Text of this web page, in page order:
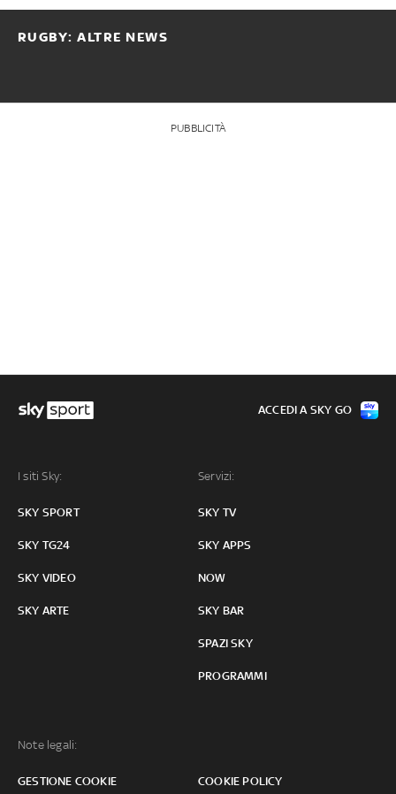
RUGBY: ALTRE NEWS
PUBBLICITÀ
I siti Sky:
SKY SPORT
SKY TG24
SKY VIDEO
SKY ARTE
Servizi:
SKY TV
SKY APPS
NOW
SKY BAR
SPAZI SKY
PROGRAMMI
Note legali:
GESTIONE COOKIE COOKIE POLICY
ACCEDI A SKY GO